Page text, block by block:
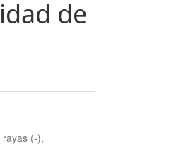
de
(-),